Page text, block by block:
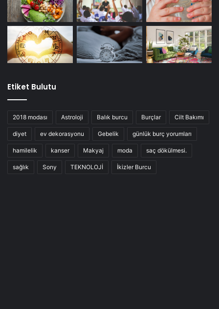
Etiket Bulutu
2018 modası Astroloji Balık burcu Burçlar Cilt Bakımı
diyet ev dekorasyonu Gebelik günlük burç yorumları
hamilelik kanser Makyaj moda saç dökülmesi.
sağlık Sony TEKNOLOJİ İkizler Burcu